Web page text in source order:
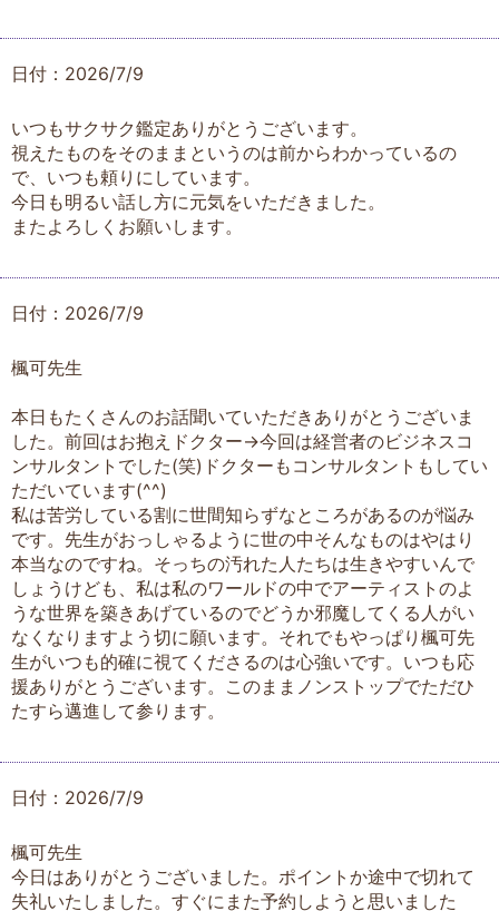
日付：2026/7/9
いつもサクサク鑑定ありがとうございます。
視えたものをそのままというのは前からわかっているの
で、いつも頼りにしています。
今日も明るい話し方に元気をいただきました。
またよろしくお願いします。
日付：2026/7/9
楓可先生
本日もたくさんのお話聞いていただきありがとうございま
した。前回はお抱えドクター→今回は経営者のビジネスコ
ンサルタントでした(笑)ドクターもコンサルタントもしてい
ただいています(^^)
私は苦労している割に世間知らずなところがあるのが悩み
です。先生がおっしゃるように世の中そんなものはやはり
本当なのですね。そっちの汚れた人たちは生きやすいんで
しょうけども、私は私のワールドの中でアーティストのよ
うな世界を築きあげているのでどうか邪魔してくる人がい
なくなりますよう切に願います。それでもやっぱり楓可先
生がいつも的確に視てくださるのは心強いです。いつも応
援ありがとうございます。このままノンストップでただひ
たすら邁進して参ります。
日付：2026/7/9
楓可先生
今日はありがとうございました。ポイントか途中で切れて
失礼いたしました。すぐにまた予約しようと思いました